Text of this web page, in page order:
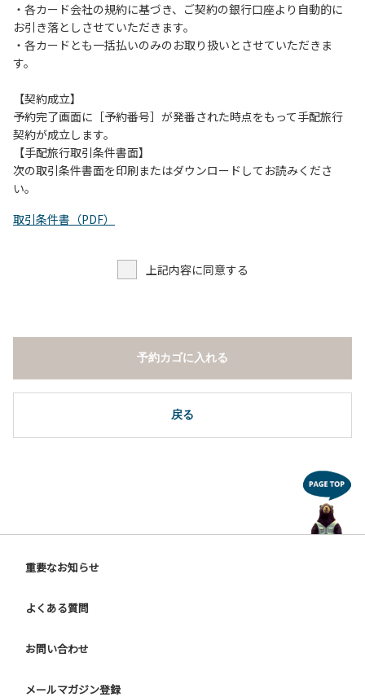
【お客様へお願い】
・パブリックスペースでは、食事中以外はマスクの着用をお
願いします。
・トイレは各客室のトイレをご利用ください。
※緊急時以外の食堂のトイレの使用は禁止とさせていただき
ます。
・各カード会社の規約に基づき、ご契約の銀行口座より自動的に
お引き落としさせていただきます。
・各カードとも一括払いのみのお取り扱いとさせていただきま
す。
【契約成立】
予約完了画面に［予約番号］が発番された時点をもって手配旅行
契約が成立します。
【手配旅行取引条件書面】
次の取引条件書面を印刷またはダウンロードしてお読みくださ
い。
取引条件書（PDF）
上記内容に同意する
戻る
予約カゴに入れる
重要なお知らせ
よくある質問
お問い合わせ
メールマガジン登録